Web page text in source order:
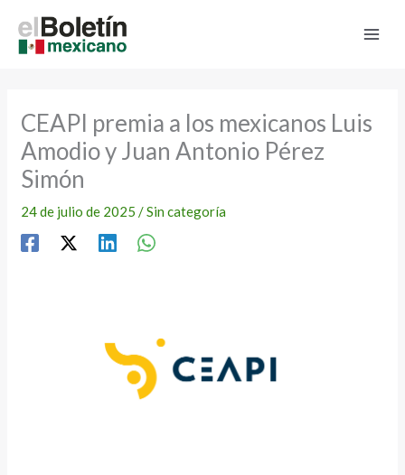
contenido
CEAPI premia a los mexicanos Luis
Amodio y Juan Antonio Pérez
Simón
24 de julio de 2025/Sin categoría